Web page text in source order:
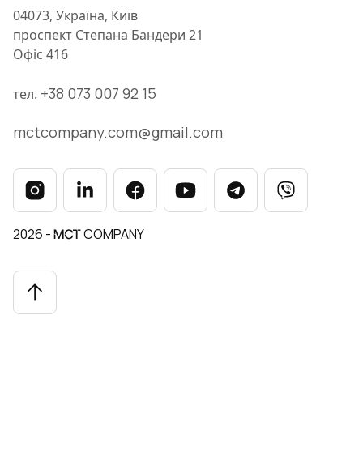
04073, Україна, Київ
проспект Степана Бандери 21
Офіс 416
тел. +38 073 007 92 15
mctcompany.com@gmail.com
2026 - MCT COMPANY